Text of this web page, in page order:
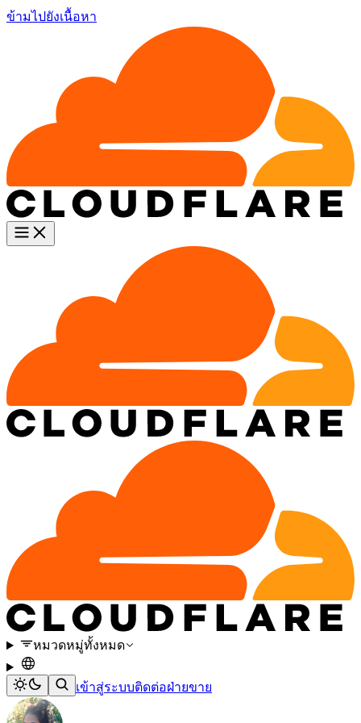
ข้ามไปยังเนื้อหา
หมวดหมู่ทั้งหมด
เข้าสู่ระบบติดต่อฝ่ายขาย